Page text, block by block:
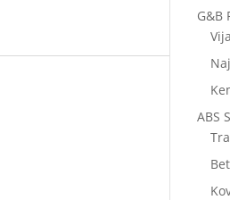
G&B
ABS